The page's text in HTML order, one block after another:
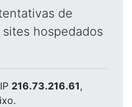
de
hospedados
216.73.216.61,